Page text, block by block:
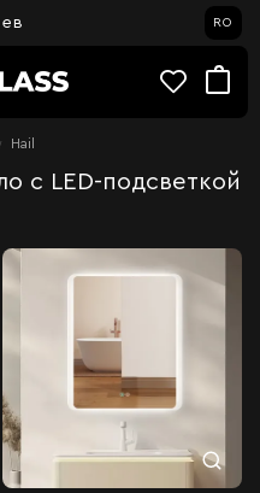
RO
Hail
с LED-подсветкой